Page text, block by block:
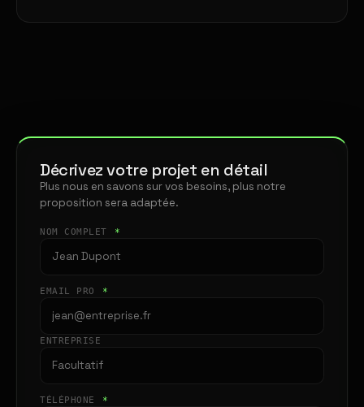
Décrivez votre projet en détail
Plus nous en savons sur vos besoins, plus notre
proposition sera adaptée.
NOM COMPLET *
EMAIL PRO *
ENTREPRISE
TÉLÉPHONE *